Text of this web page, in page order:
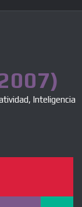
Inteligencia